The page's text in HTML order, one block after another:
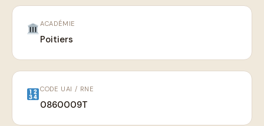
ACADÉMIE
Poitiers
CODE UAI / RNE
0860009T